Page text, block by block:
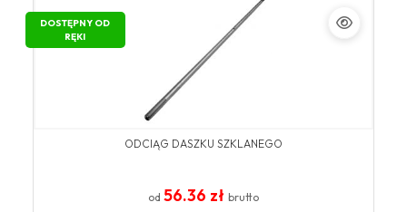
DOSTĘPNY OD
RĘKI
ODCIĄG DASZKU SZKLANEGO
od 56.36 zł brutto